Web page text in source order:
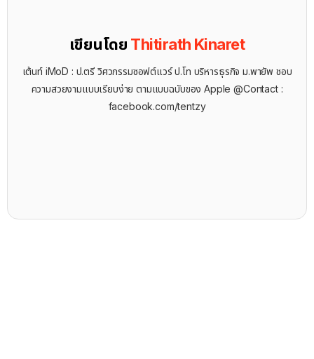
เขียนโดย Thitirath Kinaret
เต้นท์ iMoD : ป.ตรี วิศวกรรมซอฟต์แวร์ ป.โท บริหารธุรกิจ ม.พายัพ ชอบ
ความสวยงามแบบเรียบง่าย ตามแบบฉบับของ Apple @Contact :
facebook.com/tentzy